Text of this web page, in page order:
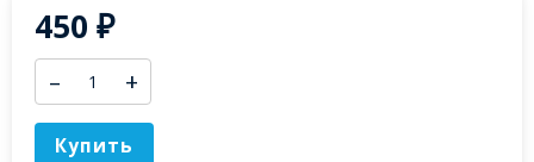
450₽
– +
Купить